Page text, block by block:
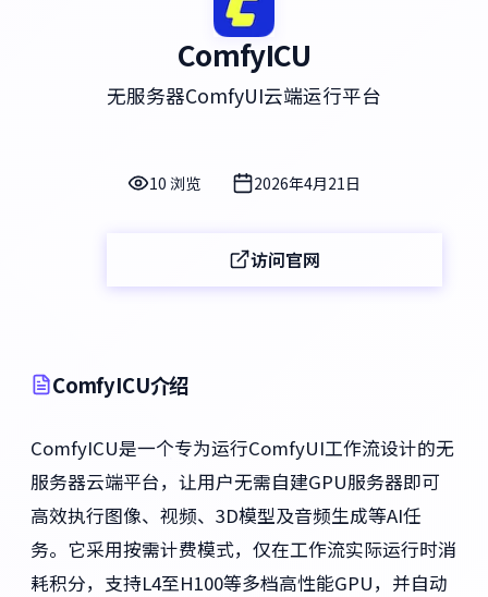
ComfyICU
无服务器ComfyUI云端运行平台
10 浏览 2026年4月21日
访问官网
ComfyICU介绍
ComfyICU是一个专为运行ComfyUI工作流设计的无
服务器云端平台，让用户无需自建GPU服务器即可
高效执行图像、视频、3D模型及音频生成等AI任
务。它采用按需计费模式，仅在工作流实际运行时消
耗积分，支持L4至H100等多档高性能GPU，并自动